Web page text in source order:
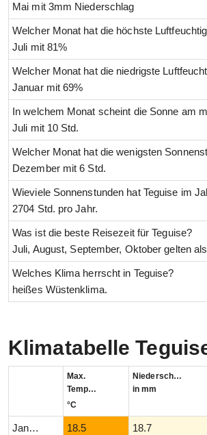
Mai mit 3mm Niederschlag
Welcher Monat hat die höchste
Juli mit 81%
Welcher Monat hat die niedrigste
Januar mit 69%
In welchem Monat scheint die Sonne am
Juli mit 10 Std.
Welcher Monat hat die wenigsten
Dezember mit 6 Std.
Wieviele Sonnenstunden hat Teguise im
2704 Std. pro Jahr.
Was ist die beste Reisezeit für Teguise?
Juli, August, September, Oktober gelten
Welches Klima herrscht in Teguise?
heißes Wüstenklima.
Klimatabelle
Max.
Temperatur
°C
Niederschlag
in mm
Januar 18.5 18.7